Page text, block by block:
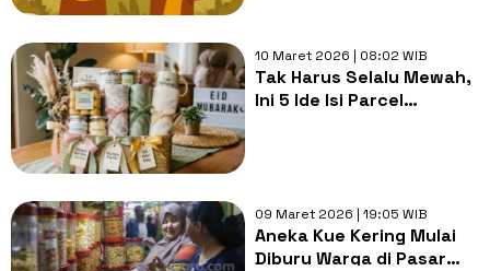
10 Maret 2026 | 08:02 WIB
Tak Harus Selalu Mewah,
Ini 5 Ide Isi Parcel
09 Maret 2026 | 19:05 WIB
Aneka Kue Kering Mulai
Diburu Warga di Pasar